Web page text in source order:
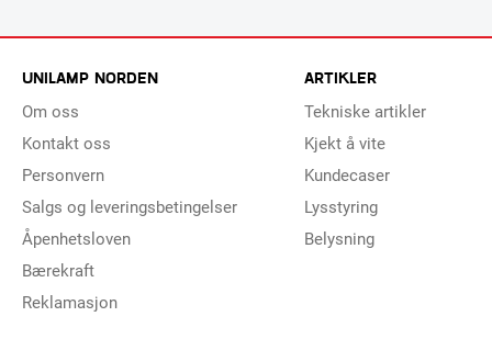
UNILAMP NORDEN
Om oss
Kontakt oss
Personvern
Salgs og leveringsbetingelser
Åpenhetsloven
Bærekraft
Reklamasjon
ARTIKLER
Tekniske artikler
Kjekt å vite
Kundecaser
Lysstyring
Belysning